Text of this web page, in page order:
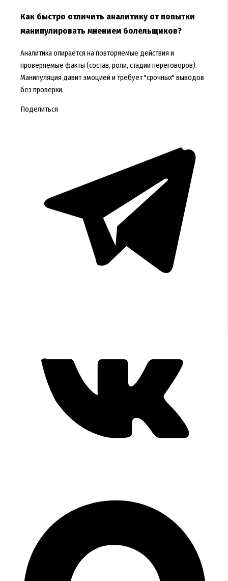
Как быстро отличить аналитику от попытки
манипулировать мнением болельщиков?
Аналитика опирается на повторяемые действия и
проверяемые факты (состав, роли, стадии переговоров).
Манипуляция давит эмоцией и требует "срочных" выводов
без проверки.
Поделиться